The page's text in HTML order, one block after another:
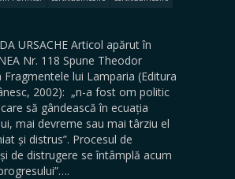
URSACHE Articol apărut în
Nr. 118 Spune Theodor
Fragmentele lui Lamparia (Editura
2002): „n-a fost om politic
să gândească în ecuația
mai devreme sau mai târziu el
și distrus”. Procesul de
de distrugere se întâmplă acum